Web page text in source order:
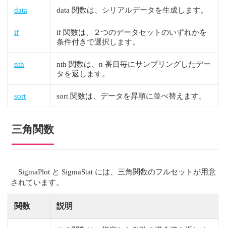
data data 関数は、シリアルデータを生成します。
if
if 関数は、２つのデータセットのいずれかを
条件付きで選択します。
nth
nth 関数は、n 番目毎にサンプリングしたデー
タを返します。
sort sort 関数は、データを昇順に並べ替えます。
三角関数
SigmaPlot と SigmaStat には、三角関数のフルセットが用意
されています。
関数 説明